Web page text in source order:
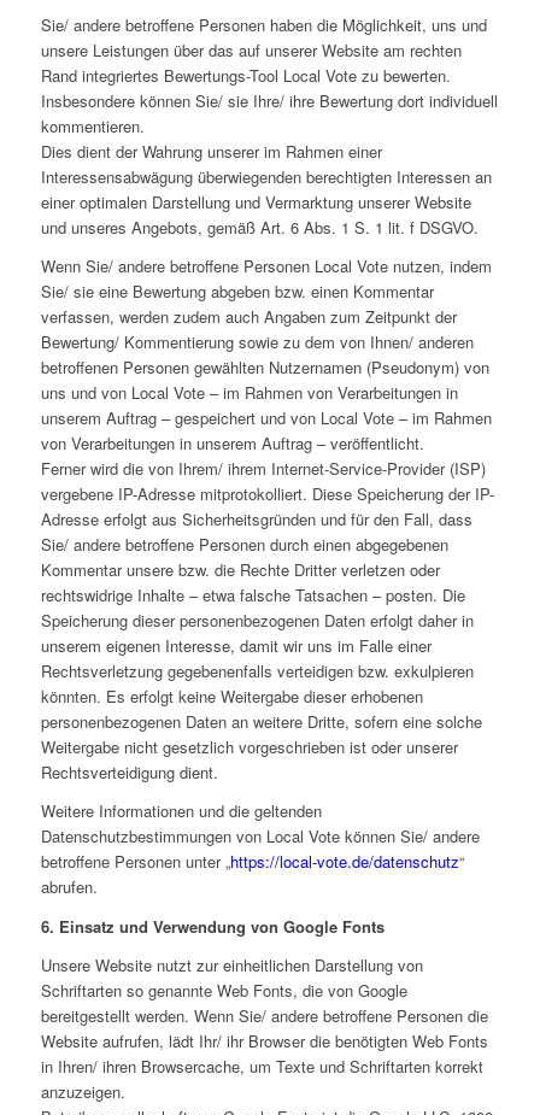
Sie/ andere betroffene Personen haben die Möglichkeit, uns und
unsere Leistungen über das auf unserer Website am rechten
Rand integriertes Bewertungs-Tool Local Vote zu bewerten.
Insbesondere können Sie/ sie Ihre/ ihre Bewertung dort individuell
kommentieren.
Dies dient der Wahrung unserer im Rahmen einer
Interessensabwägung überwiegenden berechtigten Interessen an
einer optimalen Darstellung und Vermarktung unserer Website
und unseres Angebots, gemäß Art. 6 Abs. 1 S. 1 lit. f DSGVO.
Wenn Sie/ andere betroffene Personen Local Vote nutzen, indem
Sie/ sie eine Bewertung abgeben bzw. einen Kommentar
verfassen, werden zudem auch Angaben zum Zeitpunkt der
Bewertung/ Kommentierung sowie zu dem von Ihnen/ anderen
betroffenen Personen gewählten Nutzernamen (Pseudonym) von
uns und von Local Vote – im Rahmen von Verarbeitungen in
unserem Auftrag – gespeichert und von Local Vote – im Rahmen
von Verarbeitungen in unserem Auftrag – veröffentlicht.
Ferner wird die von Ihrem/ ihrem Internet-Service-Provider (ISP)
vergebene IP-Adresse mitprotokolliert. Diese Speicherung der IP-
Adresse erfolgt aus Sicherheitsgründen und für den Fall, dass
Sie/ andere betroffene Personen durch einen abgegebenen
Kommentar unsere bzw. die Rechte Dritter verletzen oder
rechtswidrige Inhalte – etwa falsche Tatsachen – posten. Die
Speicherung dieser personenbezogenen Daten erfolgt daher in
unserem eigenen Interesse, damit wir uns im Falle einer
Rechtsverletzung gegebenenfalls verteidigen bzw. exkulpieren
könnten. Es erfolgt keine Weitergabe dieser erhobenen
personenbezogenen Daten an weitere Dritte, sofern eine solche
Weitergabe nicht gesetzlich vorgeschrieben ist oder unserer
Rechtsverteidigung dient.
Weitere Informationen und die geltenden
Datenschutzbestimmungen von Local Vote können Sie/ andere
betroffene Personen unter „https://local-vote.de/datenschutz“
abrufen.
6. Einsatz und Verwendung von Google Fonts
Unsere Website nutzt zur einheitlichen Darstellung von
Schriftarten so genannte Web Fonts, die von Google
bereitgestellt werden. Wenn Sie/ andere betroffene Personen die
Website aufrufen, lädt Ihr/ ihr Browser die benötigten Web Fonts
in Ihren/ ihren Browsercache, um Texte und Schriftarten korrekt
anzuzeigen.